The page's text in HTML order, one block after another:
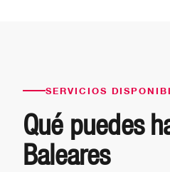
SERVICIOS
Qué puedes
Baleares